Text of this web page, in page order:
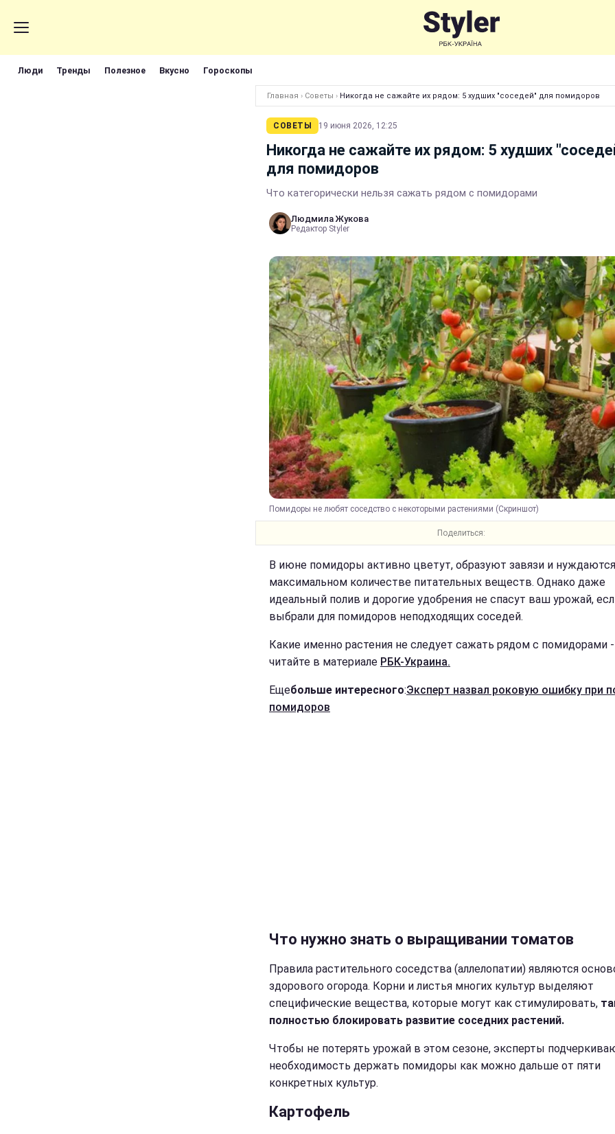
Люди Тренды Полезное Вкусно Гороскопы
Главная › Советы › Никогда не сажайте их рядом: 5 худших "соседей" для помидоров
СОВЕТЫ 19 июня 2026, 12:25
Никогда не сажайте их рядом: 5 худших
для помидоров
Что категорически нельзя сажать рядом с помидорами
Людмила Жукова
Редактор Styler
Помидоры не любят соседство с некоторыми растениями (Скриншот)
Поделиться:
В июне помидоры активно цветут, образуют завязи и
максимальном количестве питательных веществ. Однако даже
идеальный полив и дорогие удобрения не спасут ваш урожай,
выбрали для помидоров неподходящих соседей.
Какие именно растения не следует сажать рядом с помидорами -
читайте в материале РБК-Украина.
Ещебольше интересного:Эксперт назвал роковую ошибку при
помидоров
Что нужно знать о выращивании томатов
Правила растительного соседства (аллелопатии) являются
здорового огорода. Корни и листья многих культур выделяют
специфические вещества, которые могут как стимулировать,
полностью блокировать развитие соседних растений.
Чтобы не потерять урожай в этом сезоне, эксперты
необходимость держать помидоры как можно дальше от пяти
конкретных культур.
Картофель